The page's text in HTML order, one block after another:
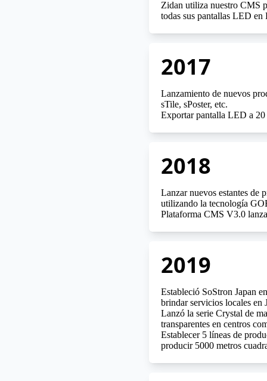
Zidan utiliza nuestro CMS
todas sus pantallas LED en
2017
Lanzamiento de nuevos
sTile, sPoster, etc.
Exportar pantalla LED a 20
2018
Lanzar nuevos estantes de
utilizando la tecnología
Plataforma CMS V3.0
2019
Estableció SoStron Japan
brindar servicios locales en
Lanzó la serie Crystal de
transparentes en centros
Establecer 5 líneas de
producir 5000 metros